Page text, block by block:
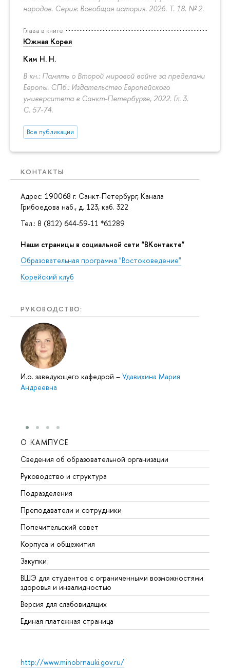
народов. Серия: Всеобщая история. 2026. Т. 18. № 2.
Глава в книге
Южная Корея
Ким Н. Н.
В кн.: Память о Второй мировой войне за пределами
Европы. СПб.: Издательство Европейского
университета в Санкт-Петербурге, 2022. Гл. 3.
С. 57-74.
Все публикации
КОНТАКТЫ
Адрес: 190068 г. Санкт-Петербург, Канала
Грибоедова наб., д. 123, каб. 322
Тел.: 8 (812) 644-59-11 *61289
Наши страницы в социальной сети "ВКонтакте"
Образовательная программа "Востоковедение"
Корейский клуб
РУКОВОДСТВО:
И.о. заведующего кафедрой – Удавихина Мария
Андреевна
О КАМПУСЕ
Сведения об образовательной организации
Руководство и структура
Подразделения
Преподаватели и сотрудники
Попечительский совет
Корпуса и общежития
Закупки
ВШЭ для студентов с ограниченными возможностями
здоровья и инвалидностью
Версия для слабовидящих
Единая платежная страница
http://www.minobrnauki.gov.ru/